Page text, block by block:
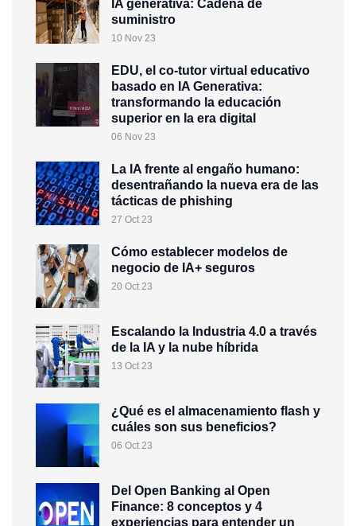
IA generativa: Cadena de
suministro
10 Nov 23
EDU, el co-tutor virtual educativo
basado en IA Generativa:
transformando la educación
superior en la era digital
06 Nov 23
La IA frente al engaño humano:
desentrañando la nueva era de las
tácticas de phishing
27 Oct 23
Cómo establecer modelos de
negocio de IA+ seguros
20 Oct 23
Escalando la Industria 4.0 a través
de la IA y la nube híbrida
13 Oct 23
¿Qué es el almacenamiento flash y
cuáles son sus beneficios?
06 Oct 23
Del Open Banking al Open
Finance: 8 conceptos y 4
experiencias para entender un